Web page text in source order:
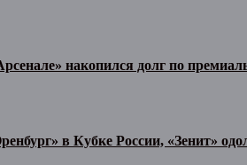
накопился долг по
в Кубке России, «Зенит»